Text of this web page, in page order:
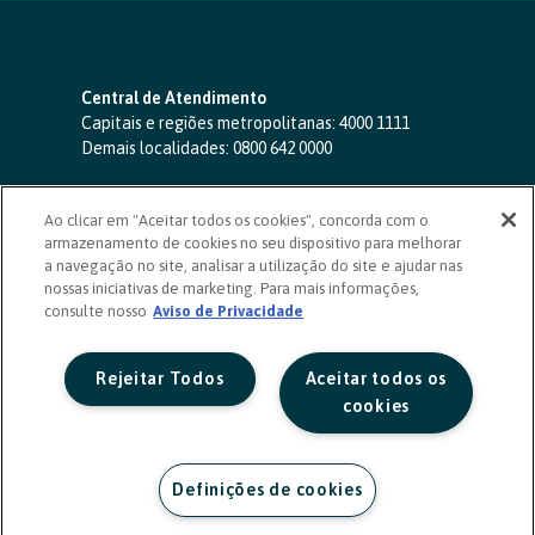
Central de Atendimento
Capitais e regiões metropolitanas: 4000 1111
Demais localidades: 0800 642 0000
SAC 24 horas-0800 724 4420
Ouvidoria
0800 725 0996
(de segunda a sexta, das 8h às 20h)
ouvidoriasicoob.com.br
Deficientes auditivos ou de fala
Ao clicar em "Aceitar todos os cookies", concorda com o
armazenamento de cookies no seu dispositivo para melhorar
a navegação no site, analisar a utilização do site e ajudar nas
nossas iniciativas de marketing. Para mais informações,
consulte nosso Aviso de Privacidade
Aceitar todos os
cookies
Rejeitar Todos
Definições de cookies